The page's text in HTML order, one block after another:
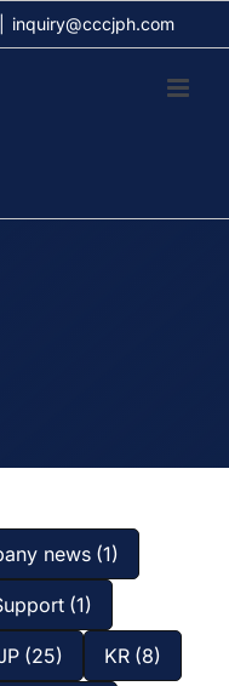
inquiry@cccjph.com
news (1)
(1)
(25) KR (8)